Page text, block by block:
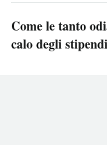
Come le tanto
calo degli stipendi